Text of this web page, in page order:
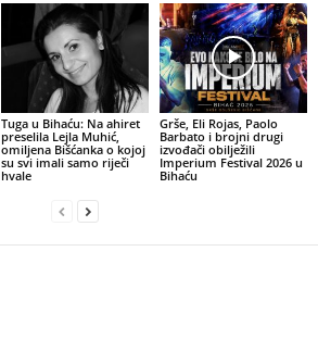
Tuga u Bihaću: Na ahiret
preselila Lejla Muhić,
omiljena Bišćanka o kojoj
su svi imali samo riječi
hvale
Grše, Eli Rojas, Paolo
Barbato i brojni drugi
izvođači obilježili
Imperium Festival 2026 u
Bihaću